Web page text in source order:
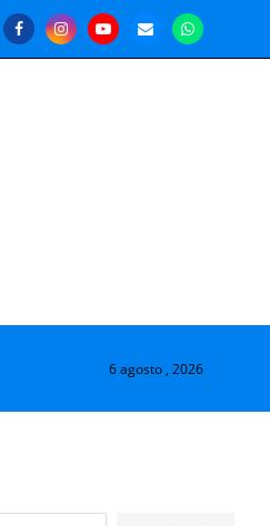
6 agosto , 2026